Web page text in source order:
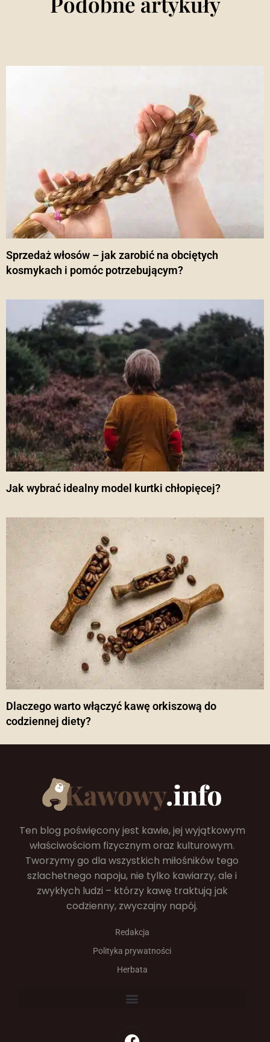
Sprzedaż włosów – jak zarobić na obciętych
kosmykach i pomóc potrzebującym?
Jak wybrać idealny model kurtki chłopięcej?
Dlaczego warto włączyć kawę orkiszową do
codziennej diety?
Ten blog poświęcony jest kawie, jej wyjątkowym
właściwościom fizycznym oraz kulturowym.
Tworzymy go dla wszystkich miłośników tego
szlachetnego napoju, nie tylko kawiarzy, ale i
zwykłych ludzi – którzy kawę traktują jak
codzienny, zwyczajny napój.
Redakcja
Polityka prywatności
Herbata